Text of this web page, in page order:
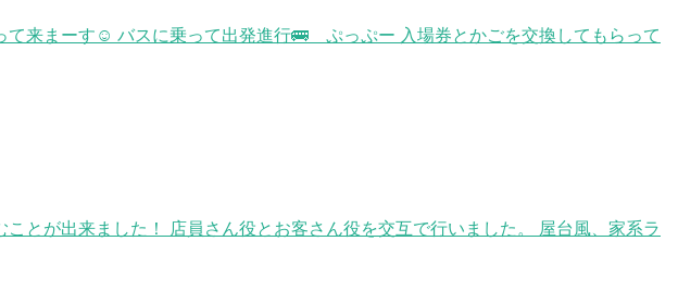
来まーす☺ バスに乗って出発進行🚌 ぷっぷー 入場券とかごを交換してもらって
とが出来ました！ 店員さん役とお客さん役を交互で行いました。 屋台風、家系ラ